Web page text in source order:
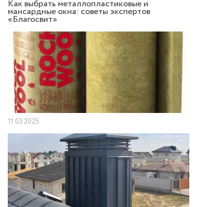
Как выбрать металлопластиковые и
мансардные окна: советы экспертов
«Благосвит»
11.03.2025